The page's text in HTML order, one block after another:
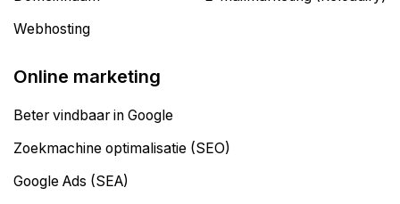
Webhosting
Online marketing
Beter vindbaar in Google
Zoekmachine optimalisatie (SEO)
Google Ads (SEA)